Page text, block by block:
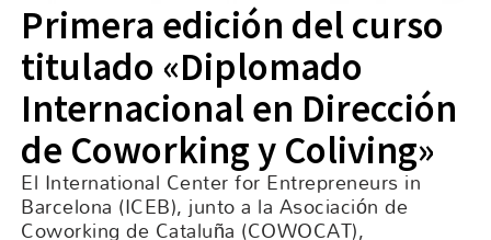
Primera edición del curso
titulado «Diplomado
Internacional en Dirección
de Coworking y Coliving»
El International Center for Entrepreneurs in
Barcelona (ICEB), junto a la Asociación de
Coworking de Cataluña (COWOCAT),